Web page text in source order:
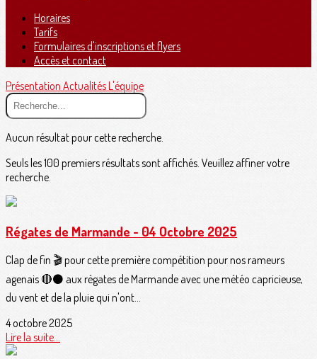
Horaires
Tarifs
Formulaires d'inscriptions et flyers
Accès et contact
Présentation ActualitésL'équipe
Aucun résultat pour cette recherche.
Seuls les 100 premiers résultats sont affichés. Veuillez affiner votre
recherche.
Régates de Marmande - 04 Octobre 2025
Clap de fin 🎬 pour cette première compétition pour nos rameurs
agenais 🔴⚫️ aux régates de Marmande avec une météo capricieuse,
du vent et de la pluie qui n'ont...
4 octobre 2025
Lire la suite...